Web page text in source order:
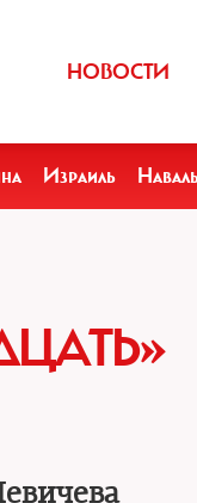
НОВОСТИ
Израиль